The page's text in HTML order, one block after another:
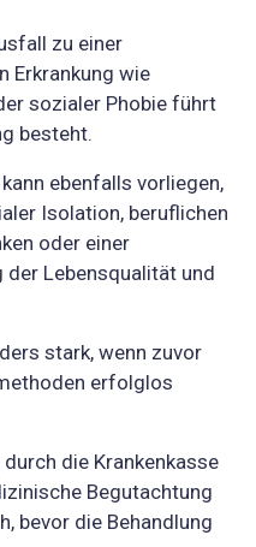
zu einer
Erkrankung wie
sozialer Phobie führt
besteht.
ebenfalls vorliegen,
Isolation, beruflichen
oder einer
der Lebensqualität und
stark, wenn zuvor
erfolglos
die Krankenkasse
Begutachtung
bevor die Behandlung